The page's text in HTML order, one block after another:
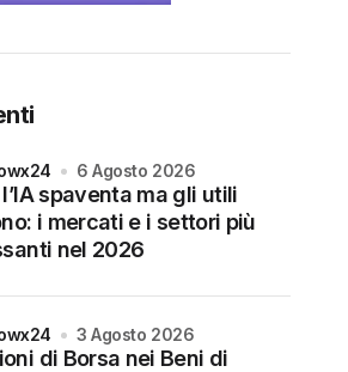
spaventa ma gli utili
i mercati e i settori più
nel 2026
6 Agosto 2026
di Borsa nei Beni di
3 Agosto 2026